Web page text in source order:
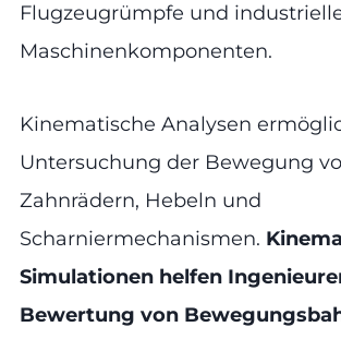
Flugzeugrümpfe und
Maschinenkomponenten.
Kinematische Analysen
Untersuchung der Bewegung
Zahnrädern, Hebeln und
Scharniermechanismen.
Simulationen helfen
Bewertung von